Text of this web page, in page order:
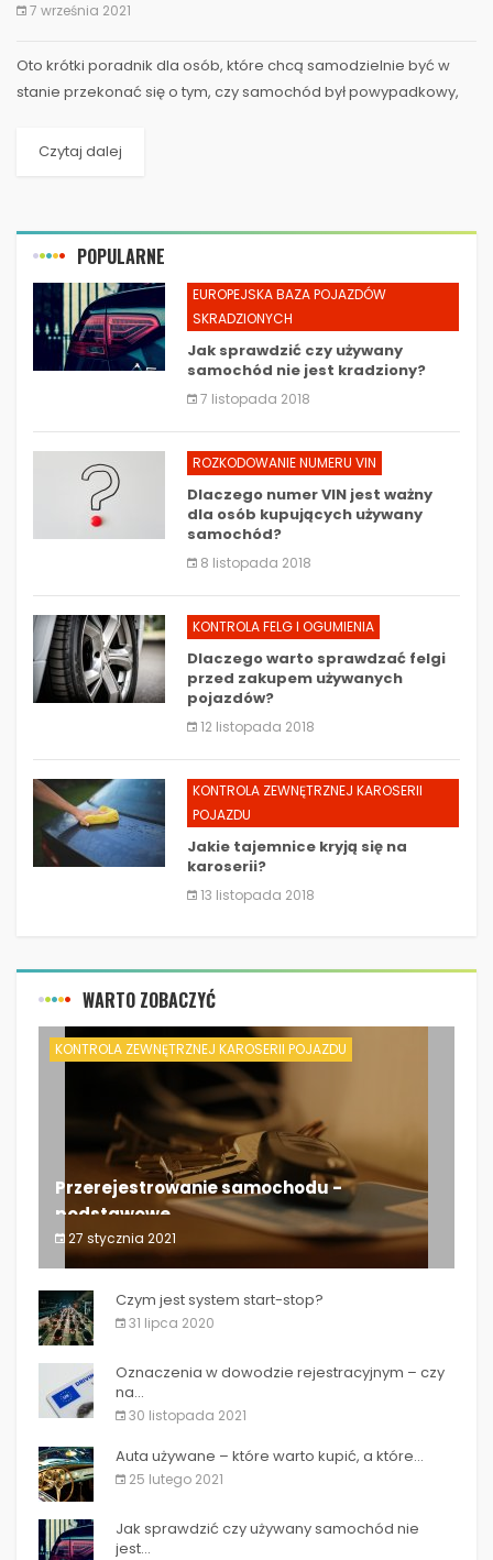
7 września 2021
​Oto krótki poradnik dla osób, które chcą samodzielnie być w
stanie przekonać się o tym, czy samochód był powypadkowy,
Czytaj dalej
POPULARNE
EUROPEJSKA BAZA POJAZDÓW
SKRADZIONYCH
Jak sprawdzić czy używany
samochód nie jest kradziony?
7 listopada 2018
ROZKODOWANIE NUMERU VIN
Dlaczego numer VIN jest ważny
dla osób kupujących używany
samochód?
8 listopada 2018
KONTROLA FELG I OGUMIENIA
Dlaczego warto sprawdzać felgi
przed zakupem używanych
pojazdów?
12 listopada 2018
KONTROLA ZEWNĘTRZNEJ KAROSERII
POJAZDU
Jakie tajemnice kryją się na
karoserii?
13 listopada 2018
WARTO ZOBACZYĆ
KONTROLA ZEWNĘTRZNEJ KAROSERII POJAZDU
Przerejestrowanie samochodu -
podstawowe...
27 stycznia 2021
Przerejestrowanie samochodu - podstawowe...
Czym jest system start-stop?
31 lipca 2020
Oznaczenia w dowodzie rejestracyjnym – czy
na...
30 listopada 2021
Auta używane – które warto kupić, a które...
25 lutego 2021
Jak sprawdzić czy używany samochód nie
jest...